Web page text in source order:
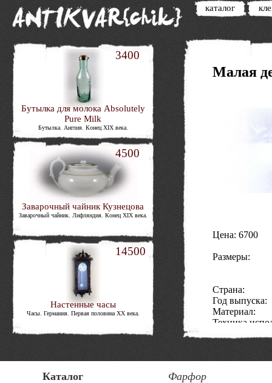
каталог
Малая
Цена: 6700
Размеры:
Страна:
Год выпуска:
Материал:
Техника
3400
Бутылка для молока Absolutely
Pure Milk
Бутылка. Англия. Конец XIX века.
4500
Заварочный чайник Кузнецова
Заварочный чайник. Лифляндия. Конец XIX века.
14500
Настенные часы
Часы. Германия. Первая половина ΧΧ века.
Каталог
Фарфор